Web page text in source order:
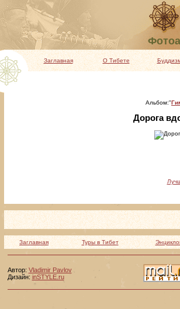
Заглавная О Тибете
Альбом:"
Дорога
Заглавная Туры в Тибет
Автор: Vladimir Pavlov
Дизайн: inSTYLE.ru